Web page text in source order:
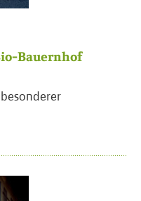
Bauernhof